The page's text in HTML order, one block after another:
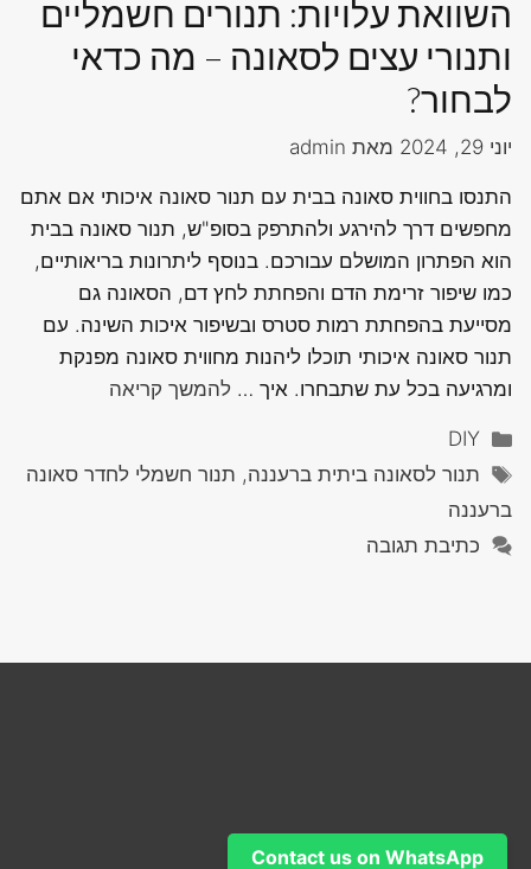
השוואת עלויות: תנורים חשמליים
ותנורי עצים לסאונה – מה כדאי
לבחור?
יוני 29, 2024 מאת admin
התנסו בחווית סאונה בבית עם תנור סאונה איכותי אם אתם
מחפשים דרך להירגע ולהתרפק בסופ"ש, תנור סאונה בבית
הוא הפתרון המושלם עבורכם. בנוסף ליתרונות בריאותיים,
כמו שיפור זרימת הדם והפחתת לחץ דם, הסאונה גם
מסייעת בהפחתת רמות סטרס ובשיפור איכות השינה. עם
תנור סאונה איכותי תוכלו ליהנות מחווית סאונה מפנקת
ומרגיעה בכל עת שתבחרו. איך … להמשך קריאה
קטגוריות
DIY
תגיות
תנור לסאונה ביתית ברעננה, תנור חשמלי לחדר סאונה
ברעננה
כתיבת תגובה
Contact us on WhatsApp